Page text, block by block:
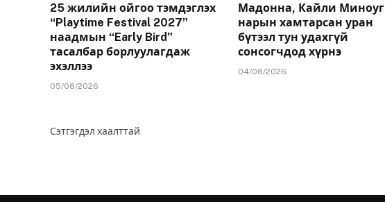
25 жилийн ойгоо тэмдэглэх
“Playtime Festival 2027”
наадмын “Early Bird”
тасалбар борлуулагдаж
эхэллээ
05/08/2026
Мадонна, Кайли Миноуг
нарын хамтарсан уран
бүтээл тун удахгүй
сонсогчдод хүрнэ
04/08/2026
Сэтгэгдэл хаалттай